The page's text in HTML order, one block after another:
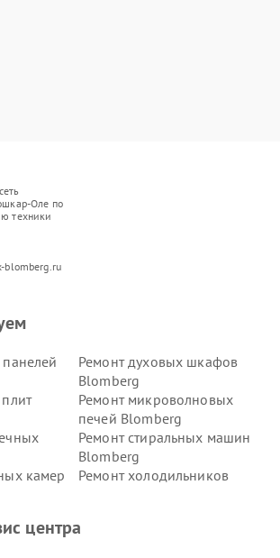
Оле по
техники
Ремонт духовых шкафов
Blomberg
Ремонт микроволновых
печей Blomberg
Ремонт стиральных машин
Blomberg
камер
Ремонт холодильников
центра